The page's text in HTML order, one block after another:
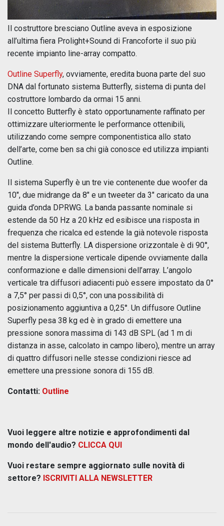
Il costruttore bresciano Outline aveva in esposizione
all’ultima fiera Prolight+Sound di Francoforte il suo più
recente impianto line-array compatto.
Outline Superfly, ovviamente, eredita buona parte del suo
DNA dal fortunato sistema Butterfly, sistema di punta del
costruttore lombardo da ormai 15 anni.
Il concetto Butterfly è stato opportunamente raffinato per
ottimizzare ulteriormente le performance ottenibili,
utilizzando come sempre componentistica allo stato
dell’arte, come ben sa chi già conosce ed utilizza impianti
Outline.
Il sistema Superfly è un tre vie contenente due woofer da
10", due midrange da 8" e un tweeter da 3" caricato da una
guida d’onda DPRWG. La banda passante nominale si
estende da 50 Hz a 20 kHz ed esibisce una risposta in
frequenza che ricalca ed estende la già notevole risposta
del sistema Butterfly. LA dispersione orizzontale è di 90°,
mentre la dispersione verticale dipende ovviamente dalla
conformazione e dalle dimensioni dell’array. L’angolo
verticale tra diffusori adiacenti può essere impostato da 0°
a 7,5° per passi di 0,5°, con una possibilità di
posizionamento aggiuntiva a 0,25°. Un diffusore Outline
Superfly pesa 38 kg ed è in grado di emettere una
pressione sonora massima di 143 dB SPL (ad 1 m di
distanza in asse, calcolato in campo libero), mentre un array
di quattro diffusori nelle stesse condizioni riesce ad
emettere una pressione sonora di 155 dB.
Contatti: Outline
Vuoi leggere altre notizie e approfondimenti dal
mondo dell'audio? CLICCA QUI
Vuoi restare sempre aggiornato sulle novità di
settore? ISCRIVITI ALLA NEWSLETTER